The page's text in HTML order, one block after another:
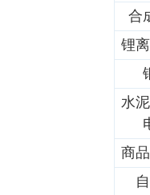
合
锂
水
商